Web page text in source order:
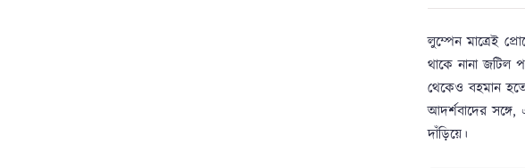
লুম্পেন মাত্রেই
থাকে নানা জটিল
থেকেও বহমান
আদর্শবাদের
দাঁড়িয়ে।